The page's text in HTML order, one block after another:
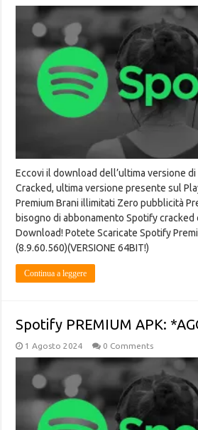
Eccovi il download dell’ultima versione di
Cracked, ultima versione presente sul
Premium Brani illimitati Zero pubblicità
bisogno di abbonamento Spotify cracked
Download! Potete Scaricate Spotify
(8.9.60.560)(VERSIONE 64BIT!)
Continua a leggere
Spotify PREMIUM APK:
1 Agosto 2024 0 Comments